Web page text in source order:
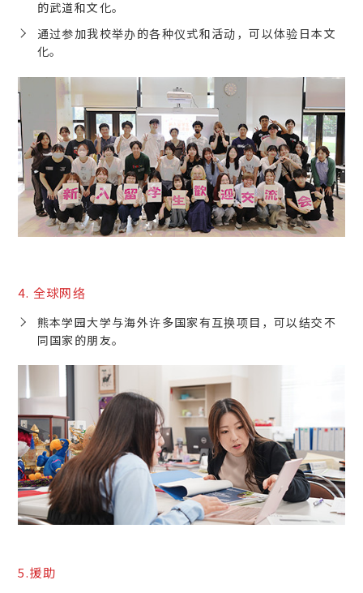
的武道和文化。
通过参加我校举办的各种仪式和活动，可以体验日本文
化。
4. 全球网络
熊本学园大学与海外许多国家有互换项目，可以结交不
同国家的朋友。
5.援助